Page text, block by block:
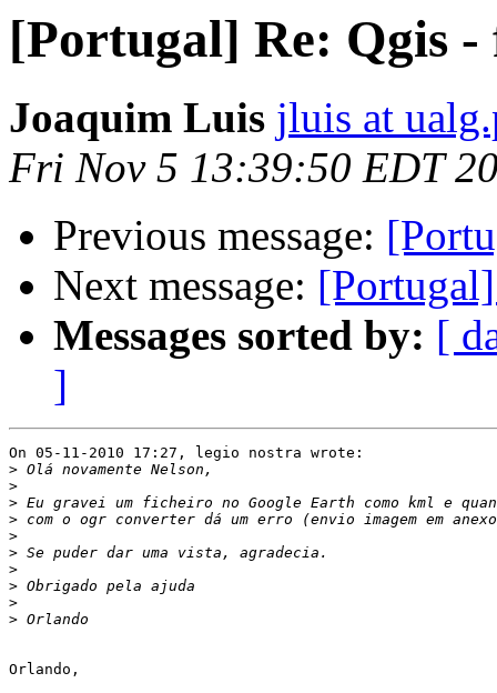
[Portugal] Re: Qgis
Joaquim Luis jluis at
Fri Nov 5 13:39:50 EDT
Previous message:
Next message:
Messages sorted by: [
]
On 05-11-2010 17:27, legio nostra wrote:
>
>
>
>
>
>
>
>
>
>
Orlando,